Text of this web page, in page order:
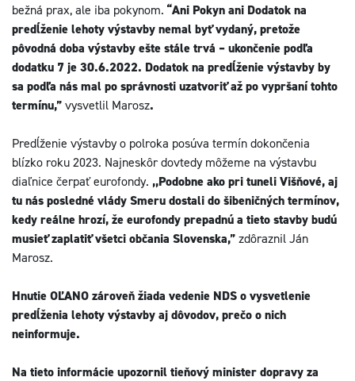
bežná prax, ale iba pokynom. “Ani Pokyn ani Dodatok na
predĺženie lehoty výstavby nemal byť vydaný, pretože
pôvodná doba výstavby ešte stále trvá – ukončenie podľa
dodatku 7 je 30.6.2022. Dodatok na predĺženie výstavby by
sa podľa nás mal po správnosti uzatvoriť až po vypršaní tohto
termínu,”vysvetlil Marosz.
Predĺženie výstavby o polroka posúva termín dokončenia
blízko roku 2023. Najneskôr dovtedy môžeme na výstavbu
diaľnice čerpať eurofondy. ,,Podobne ako pri tuneli Višňové, aj
tu nás posledné vlády Smeru dostali do šibeničných termínov,
kedy reálne hrozí, že eurofondy prepadnú a tieto stavby budú
musieť zaplatiť všetci občania Slovenska,”zdôraznil Ján
Marosz.
Hnutie OĽANO zároveň žiada vedenie NDS o vysvetlenie
predĺženia lehoty výstavby aj dôvodov, prečo o nich
neinformuje.
Na tieto informácie upozornil tieňový minister dopravy za